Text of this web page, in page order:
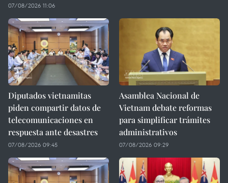
07/08/2026 11:06
Diputados vietnamitas
piden compartir datos de
telecomunicaciones en
respuesta ante desastres
07/08/2026 09:45
Asamblea Nacional de
Vietnam debate reformas
para simplificar trámites
administrativos
07/08/2026 09:29